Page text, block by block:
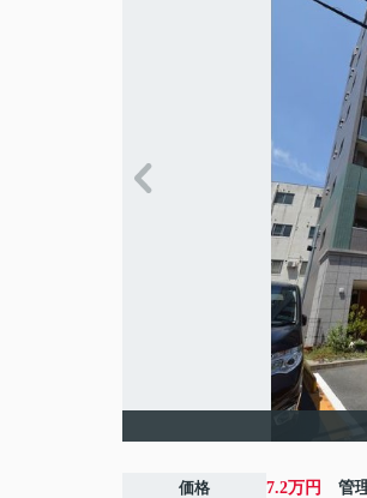
価格 7.2万円 管